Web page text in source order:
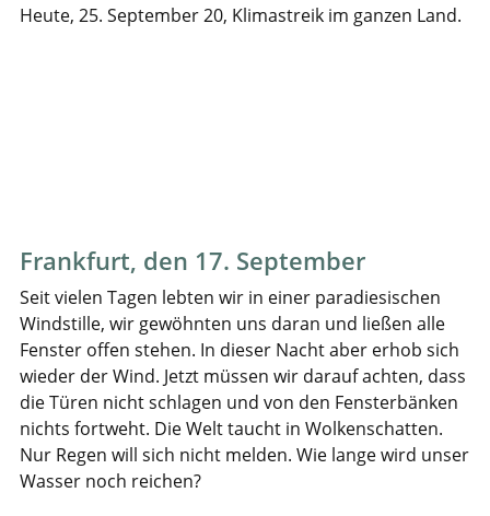
Heute, 25. September 20, Klimastreik im ganzen Land.
Frankfurt, den 17. September
Seit vielen Tagen lebten wir in einer paradiesischen
Windstille, wir gewöhnten uns daran und ließen alle
Fenster offen stehen. In dieser Nacht aber erhob sich
wieder der Wind. Jetzt müssen wir darauf achten, dass
die Türen nicht schlagen und von den Fensterbänken
nichts fortweht. Die Welt taucht in Wolkenschatten.
Nur Regen will sich nicht melden. Wie lange wird unser
Wasser noch reichen?